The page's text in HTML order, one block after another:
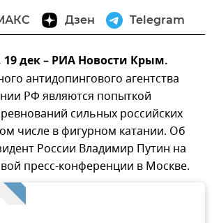
Дзен Telegram
дек – РИА Новости Крым.
антидопингового агентства
РФ являются попыткой
сильных российских
числе в фигурном катании. Об
России Владимир Путин на
пресс-конференции в Москве.